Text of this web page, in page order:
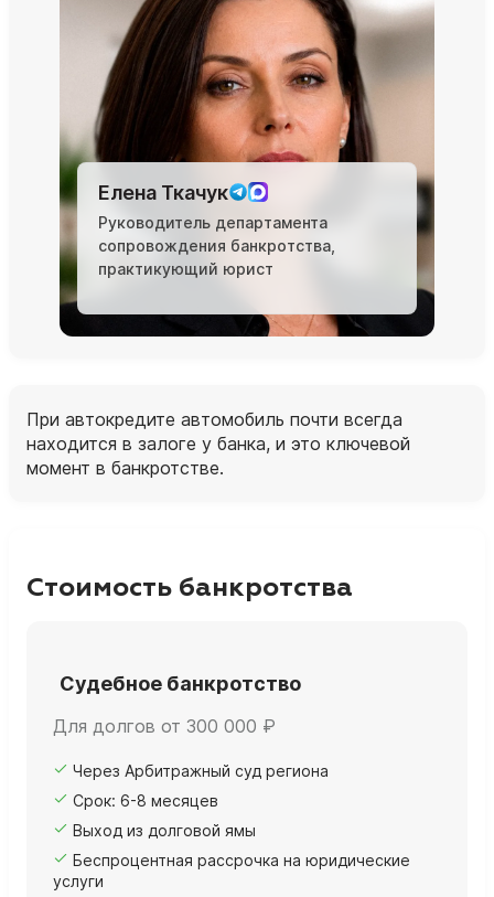
Елена Ткачук
Руководитель департамента
сопровождения банкротства,
практикующий юрист
При автокредите автомобиль почти всегда
находится в залоге у банка, и это ключевой
момент в банкротстве.
Стоимость банкротства
Судебное банкротство
Для долгов от 300 000 ₽
Через Арбитражный суд региона
Срок: 6-8 месяцев
Выход из долговой ямы
Беспроцентная рассрочка на юридические
услуги